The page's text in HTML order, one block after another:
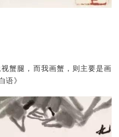
蟹腿，而我画蟹，则主要是画
》